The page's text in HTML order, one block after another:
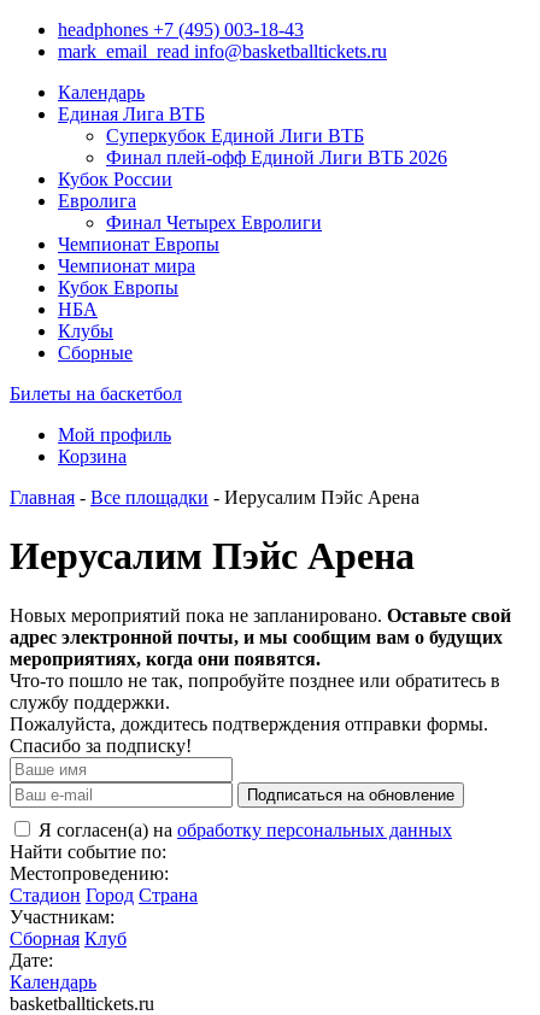
headphones +7 (495) 003-18-43
mark_email_read info@basketballtickets.ru
Календарь
Единая Лига ВТБ
Суперкубок Единой Лиги ВТБ
Финал плей-офф Единой Лиги ВТБ 2026
Кубок России
Евролига
Финал Четырех Евролиги
Чемпионат Европы
Чемпионат мира
Кубок Европы
НБА
Клубы
Сборные
Билеты на баскетбол
Мой профиль
Корзина
Главная - Все площадки - Иерусалим Пэйс Арена
Иерусалим Пэйс Арена
Новых мероприятий пока не запланировано. Оставьте свой
адрес электронной почты, и мы сообщим вам о будущих
мероприятиях, когда они появятся.
Что-то пошло не так, попробуйте позднее или обратитесь в
службу поддержки.
Пожалуйста, дождитесь подтверждения отправки формы.
Спасибо за подписку!
Подписаться на обновление
Я согласен(а) на обработку персональных данных
Найти событие по:
Местопроведению:
Стадион Город Страна
Участникам:
Сборная Клуб
Дате:
Календарь
basketballtickets.ru